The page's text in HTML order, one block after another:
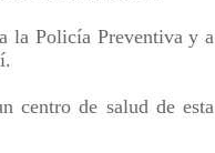
la Policía Preventiva y a
centro de salud de esta